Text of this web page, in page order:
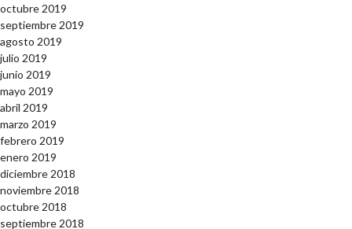
octubre 2019
septiembre 2019
agosto 2019
julio 2019
junio 2019
mayo 2019
abril 2019
marzo 2019
febrero 2019
enero 2019
diciembre 2018
noviembre 2018
octubre 2018
septiembre 2018